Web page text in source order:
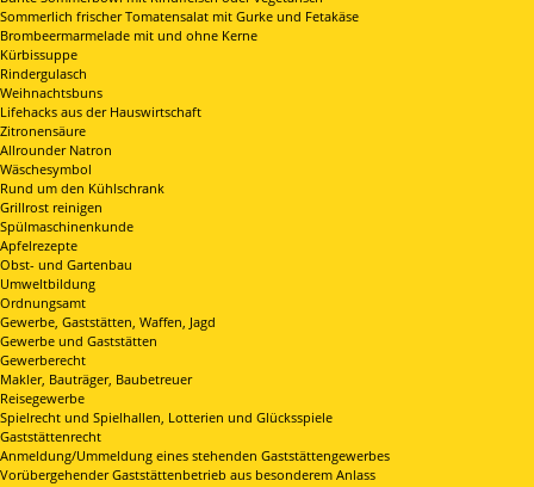
Sommerlich frischer Tomatensalat mit Gurke und Fetakäse
Brombeermarmelade mit und ohne Kerne
Kürbissuppe
Rindergulasch
Weihnachtsbuns
Lifehacks aus der Hauswirtschaft
Zitronensäure
Allrounder Natron
Wäschesymbol
Rund um den Kühlschrank
Grillrost reinigen
Spülmaschinenkunde
Apfelrezepte
Obst- und Gartenbau
Umweltbildung
Ordnungsamt
Gewerbe, Gaststätten, Waffen, Jagd
Gewerbe und Gaststätten
Gewerberecht
Makler, Bauträger, Baubetreuer
Reisegewerbe
Spielrecht und Spielhallen, Lotterien und Glücksspiele
Gaststättenrecht
Anmeldung/Ummeldung eines stehenden Gaststättengewerbes
Vorübergehender Gaststättenbetrieb aus besonderem Anlass